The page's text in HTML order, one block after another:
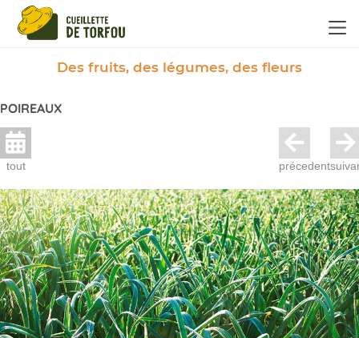
Des fruits, des légumes, des fleurs
POIREAUX
tout précedent
Panneau de gestion des cookies